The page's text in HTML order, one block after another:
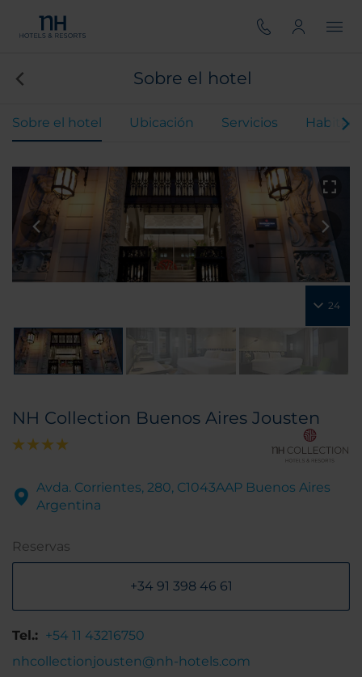
Sobre el hotel
Sobre el hotel Ubicación Servicios
24
NH Collection Buenos Aires Jousten
Avda. Corrientes, 280, C1043AAP Buenos Aires
Argentina
Reservas
+34 91 398 46 61
Tel.: +54 11 43216750
nhcollectionjousten@nh-hotels.com